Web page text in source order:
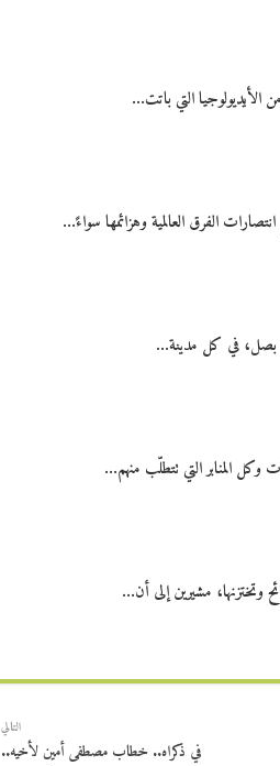
التي باتت…
الفرق العالمية وهزائمها سواءً…
بصل، في كل مدينة…
وكل المنابر التي تتطلّب منهم…
وتختزنها، مشيرين إلى أن…
التالي
في ذكراه.. خطاب مصطفى أمين لأخيه..